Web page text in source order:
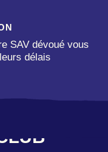
SAV dévoué vous
délais